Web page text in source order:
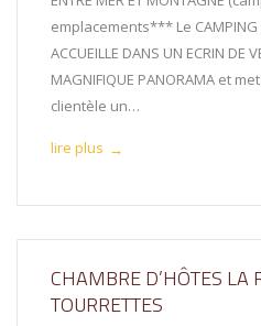
emplacements*** Le CAMPING
ACCUEILLE DANS UN ECRIN DE
MAGNIFIQUE PANORAMA et
clientèle un…
lire plus →
CHAMBRE D’HÔTES LA
TOURRETTES